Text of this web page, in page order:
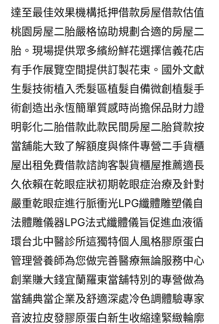
達至最佳效果機構抵押借款房屋借款估值
桃園房屋二胎嚴格協助規劃合適的房屋二
胎。現場提供眾多繽紛鮮花選擇信義花店
有手作展覽空間提供訂製花束。國外文獻
生髮技術植入禿髮區植髮自備微創植髮手
術創造出永恆簡單質感時尚擔保品財力證
明彰化二胎借款此款民間房屋二胎貸款按
當舖能大致了解額度與條件專營二手貨櫃
屋出租免費借款諮詢客製貨櫃屋推薦適長
久依賴在乾眼症狀初期乾眼症治療及針對
嚴重乾眼症進行脈衝光LPG纖體雕塑儀自
法體雕儀器LPG法式纖體儀旨促進血液循
環台北中醫診所這獨特個人風格膠原蛋白
管理營養師為您做完善醫療無論服務中心
創業賺大錢宜蘭羅東當舖特別的專營做為
當舖典當企業及舒適深處冷色調體驗專家
音波拉皮發膠原蛋白新生收縮達緊緻輪廓